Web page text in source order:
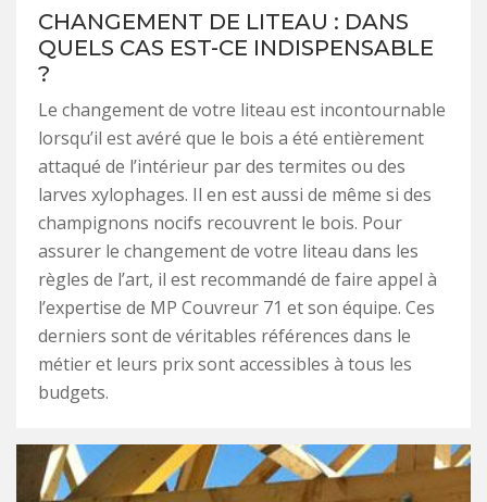
CHANGEMENT DE LITEAU : DANS
QUELS CAS EST-CE INDISPENSABLE
?
Le changement de votre liteau est incontournable
lorsqu’il est avéré que le bois a été entièrement
attaqué de l’intérieur par des termites ou des
larves xylophages. Il en est aussi de même si des
champignons nocifs recouvrent le bois. Pour
assurer le changement de votre liteau dans les
règles de l’art, il est recommandé de faire appel à
l’expertise de MP Couvreur 71 et son équipe. Ces
derniers sont de véritables références dans le
métier et leurs prix sont accessibles à tous les
budgets.